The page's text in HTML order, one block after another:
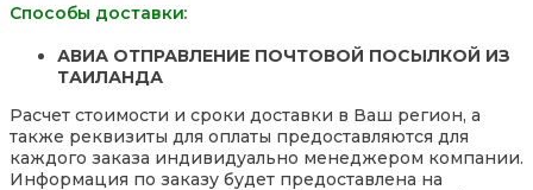
Probiotic
Cultures,
капсул
США
Способы доставки:
АВИА ОТПРАВЛЕНИЕ ПОЧТОВОЙ ПОСЫЛКОЙ ИЗ
ТАИЛАНДА
Расчет стоимости и сроки доставки в Ваш регион, а
также реквизиты для оплаты предоставляются для
каждого заказа индивидуально менеджером компании.
Информация по заказу будет предоставлена на